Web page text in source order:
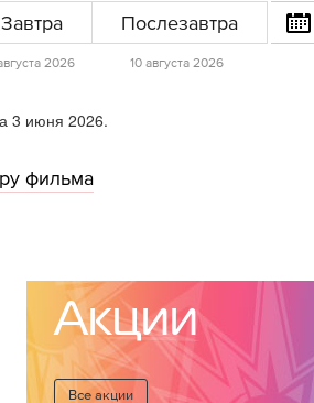
Завтра
2026
Послезавтра
10 августа 2026
3 июня 2026.
фильма
Акции
Все акции